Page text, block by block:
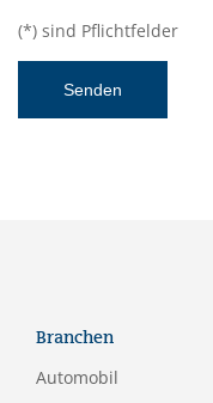
(*) sind Pflichtfelder
Branchen
Automobil